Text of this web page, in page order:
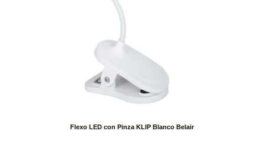
Flexo LED con Pinza KLIP Blanco Belair